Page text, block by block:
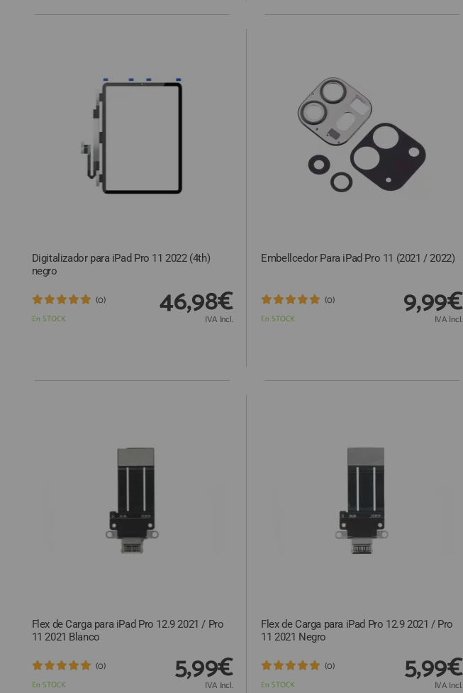
Digitalizador para iPad Pro 11 2022 (4th)
negro
En STOCK
(0) 46,98€
IVA Incl.
Embellcedor Para iPad Pro 11 (2021 / 2022)
En STOCK
(0) 9,99€
IVA Incl.
Flex de Carga para iPad Pro 12.9 2021 / Pro
11 2021 Blanco
En STOCK
(0) 5,99€
IVA Incl.
Flex de Carga para iPad Pro 12.9 2021 / Pro
11 2021 Negro
En STOCK
(0) 5,99€
IVA Incl.